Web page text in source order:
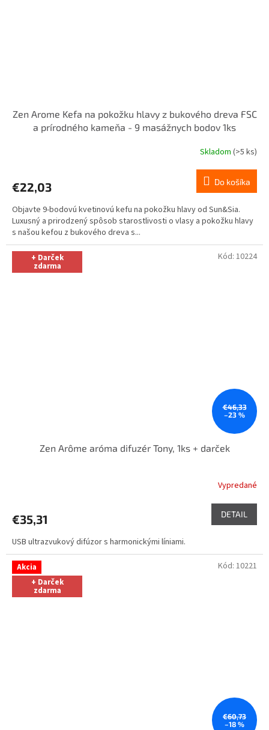
Zen Arome Kefa na pokožku hlavy z bukového dreva FSC
a prírodného kameňa - 9 masážnych bodov 1ks
Skladom (>5 ks)
€22,03 Do košíka
Objavte 9-bodovú kvetinovú kefu na pokožku hlavy od Sun&Sia.
Luxusný a prirodzený spôsob starostlivosti o vlasy a pokožku hlavy
s našou kefou z bukového dreva s...
+ Darček
zdarma
€46,33
–23 %
Zen Arôme aróma difuzér Tony, 1ks + darček
Vypredané
€35,31 DETAIL
USB ultrazvukový difúzor s harmonickými líniami.
Kód: 10224
Akcia
+ Darček
zdarma
€60,73
–18 %
Kód: 10221